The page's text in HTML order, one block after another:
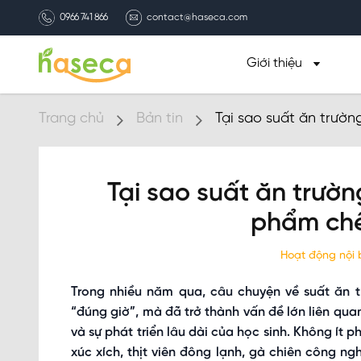
0966 741 866 contact@haseca.com
Giới thiệu
Trang chủ Bản tin Tại sao suất ăn
Tại sao suất ăn
phẩm
Hoạt động nội
Trong nhiều năm qua, câu chuyện về suất
“đúng giờ”, mà đã trở thành vấn đề lớn liên
và sự phát triển lâu dài của học sinh. Không ít
xúc xích, thịt viên đông lạnh, gà chiên công